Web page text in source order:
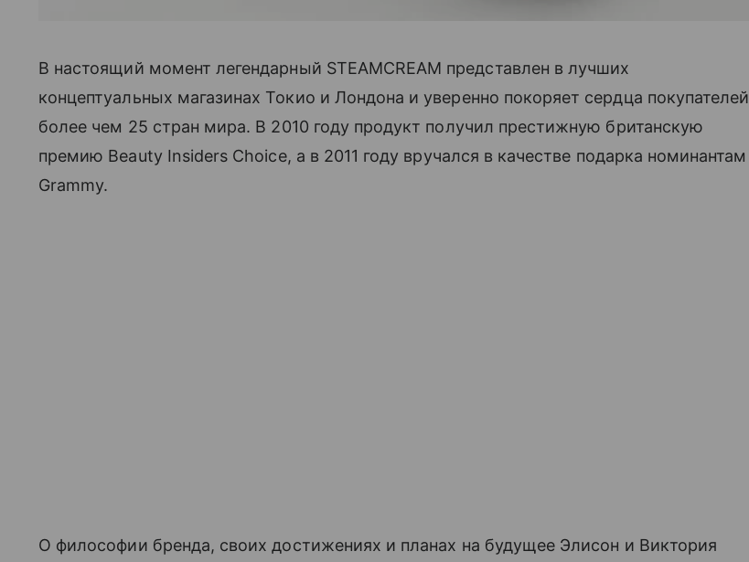
В настоящий момент легендарный STEAMCREAM представлен в лучших
концептуальных магазинах Токио и Лондона и уверенно покоряет сердца покупателей
более чем 25 стран мира. В 2010 году продукт получил престижную британскую
премию Beauty Insiders Choice, а в 2011 году вручался в качестве подарка номинантам
Grammy.
О философии бренда, своих достижениях и планах на будущее Элисон и Виктория